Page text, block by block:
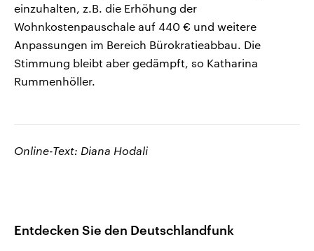
einzuhalten, z.B. die Erhöhung der
Wohnkostenpauschale auf 440 € und weitere
Anpassungen im Bereich Bürokratieabbau. Die
Stimmung bleibt aber gedämpft, so Katharina
Rummenhöller.
Online-Text: Diana Hodali
Entdecken Sie den Deutschlandfunk